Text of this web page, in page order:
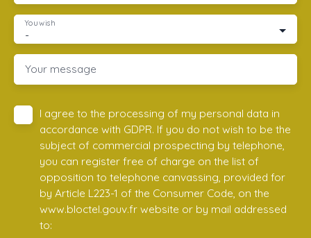
-
You wish
Your message
I agree to the processing of my personal data in
accordance with GDPR. If you do not wish to be the
subject of commercial prospecting by telephone,
you can register free of charge on the list of
opposition to telephone canvassing, provided for
by Article L223-1 of the Consumer Code, on the
www.bloctel.gouv.fr website or by mail addressed
to: